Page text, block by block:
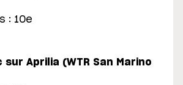
: 10e
sur Aprilia (WTR San Marino